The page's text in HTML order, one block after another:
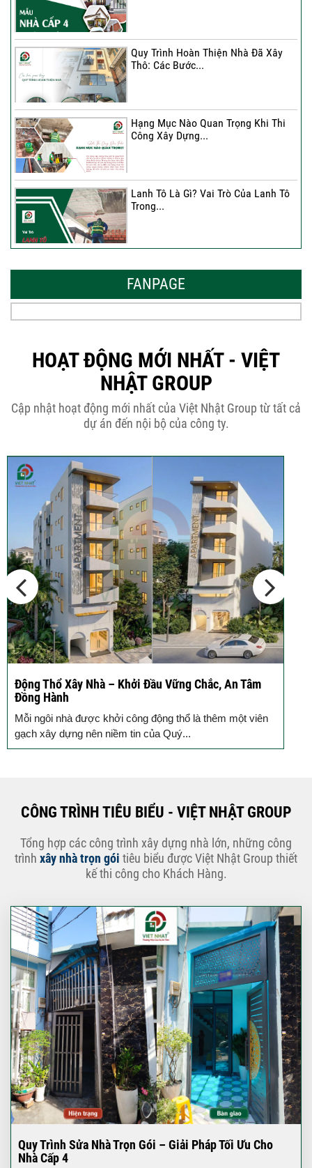
Quy Trình Hoàn Thiện Nhà Đã Xây
Thô: Các Bước...
Hạng Mục Nào Quan Trọng Khi Thi
Công Xây Dựng...
Lanh Tô Là Gì? Vai Trò Của Lanh Tô
Trong...
Thiết Kế Hòa...
Bê Tông...
THÔNG BÁO KẾ HOẠCH TĂNG ĐƠN
GIÁ XÂY DỰNG NHÀ...
Thép Râu Tường – Kinh Nghiệm Thi
Công Chuẩn Kỹ...
10 Vị Trí Nên Xây Gạch Đinh – Chủ
Đầu...
FANPAGE
HOẠT ĐỘNG MỚI NHẤT - VIỆT
NHẬT GROUP
Cập nhật hoạt động mới nhất của Việt Nhật Group từ tất cả
dự án đến nội bộ của công ty.
Động Thổ Xây Nhà – Khởi Đầu Vững Chắc, An Tâm
Đồng Hành
Mỗi ngôi nhà được khởi công động thổ là thêm một viên
gạch xây dựng nên niềm tin của Quý...
CÔNG TRÌNH TIÊU BIỂU - VIỆT NHẬT GROUP
Tổng hợp các công trình xây dựng nhà lớn, những công
trình xây nhà trọn gói tiêu biểu được Việt Nhật Group thiết
kế thi công cho Khách Hàng.
Quy Trình Sửa Nhà Trọn Gói – Giải Pháp Tối Ưu Cho
Nhà Cấp 4